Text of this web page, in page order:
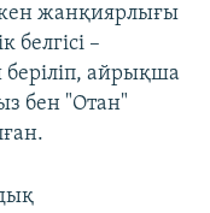
жанқиярлығы
–
айрықша
бен "Отан"